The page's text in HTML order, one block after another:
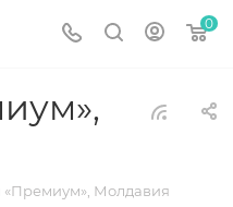
0
«Премиум», Молдавия